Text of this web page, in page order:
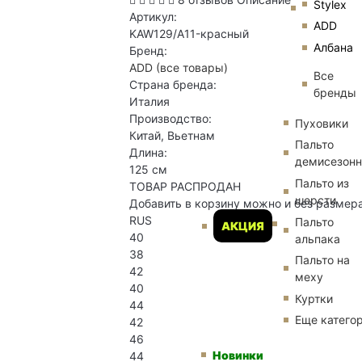
Stylex
ADD
Албана
Все
бренды
АКЦИЯ
Пуховики
Пальто
Пальто из
шерсти
Пальто
альпака
Пальто на
меху
Куртки
Еще
Новинки
Артикул:
KAW129/A11-красный
Бренд:
ADD (все товары)
Страна бренда:
Италия
Производство:
Китай, Вьетнам
Длина:
125 см
ТОВАР РАСПРОДАН
Добавить в корзину можно и без
RUS
40
38
42
40
44
42
46
44